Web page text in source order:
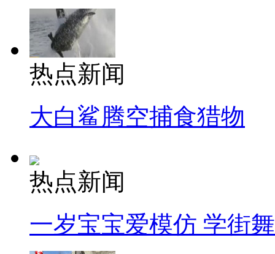
热点新闻
大白鲨腾空捕食猎物
热点新闻
一岁宝宝爱模仿 学街